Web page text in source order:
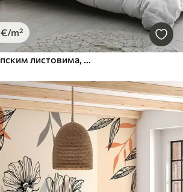
€/m²
Фламингоси у тропским листовима, акварел, розе и зелене боје